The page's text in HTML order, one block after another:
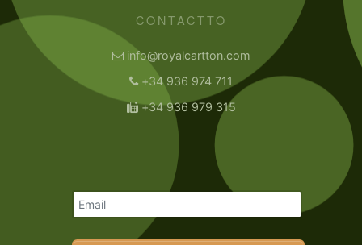
CONTACTTO
info@royalcartton.com
+34 936 974 711
+34 936 979 315